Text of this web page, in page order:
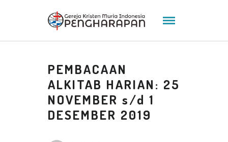
PEMBACAAN
ALKITAB HARIAN: 25
NOVEMBER s/d 1
DESEMBER 2019